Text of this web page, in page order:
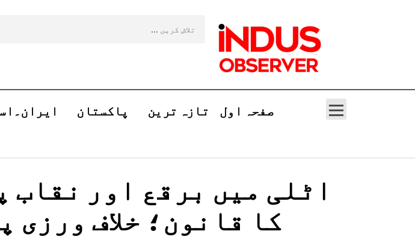
صفحہ اول تازہ ترین پاکستان
اٹلی میں برقع اور نقاب
کا قانون؛ خلاف ورزی